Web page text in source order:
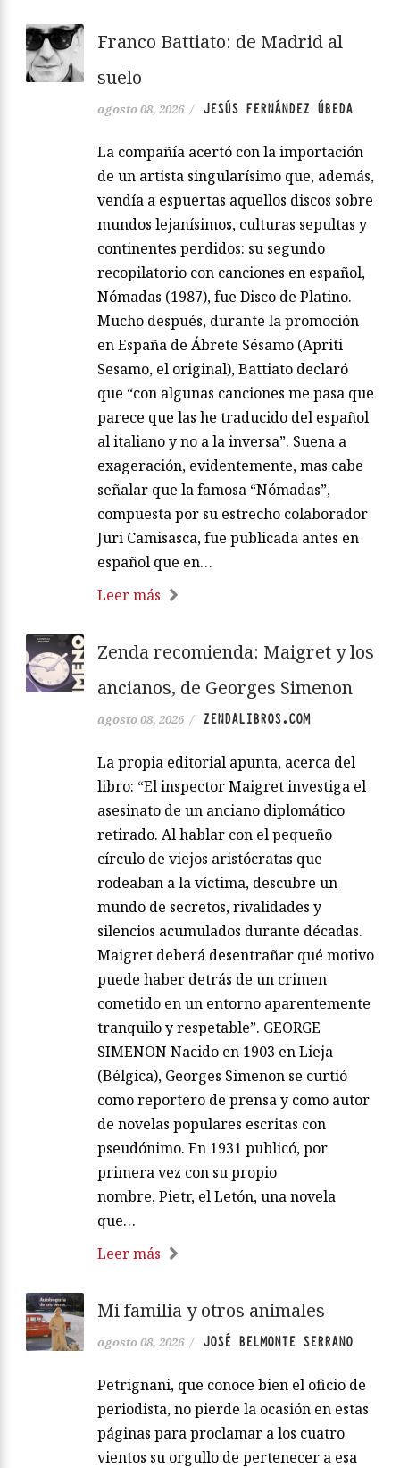
Franco Battiato: de Madrid al
suelo
agosto 08, 2026 / JESÚS FERNÁNDEZ ÚBEDA
La compañía acertó con la importación
de un artista singularísimo que, además,
vendía a espuertas aquellos discos sobre
mundos lejanísimos, culturas sepultas y
continentes perdidos: su segundo
recopilatorio con canciones en español,
Nómadas (1987), fue Disco de Platino.
Mucho después, durante la promoción
en España de Ábrete Sésamo (Apriti
Sesamo, el original), Battiato declaró
que “con algunas canciones me pasa que
parece que las he traducido del español
al italiano y no a la inversa”. Suena a
exageración, evidentemente, mas cabe
señalar que la famosa “Nómadas”,
compuesta por su estrecho colaborador
Juri Camisasca, fue publicada antes en
español que en…
Leer más
Zenda recomienda: Maigret y los
ancianos, de Georges Simenon
agosto 08, 2026 / ZENDALIBROS.COM
La propia editorial apunta, acerca del
libro: “El inspector Maigret investiga el
asesinato de un anciano diplomático
retirado. Al hablar con el pequeño
círculo de viejos aristócratas que
rodeaban a la víctima, descubre un
mundo de secretos, rivalidades y
silencios acumulados durante décadas.
Maigret deberá desentrañar qué motivo
puede haber detrás de un crimen
cometido en un entorno aparentemente
tranquilo y respetable”. GEORGE
SIMENON Nacido en 1903 en Lieja
(Bélgica), Georges Simenon se curtió
como reportero de prensa y como autor
de novelas populares escritas con
pseudónimo. En 1931 publicó, por
primera vez con su propio
nombre, Pietr, el Letón, una novela
que…
Leer más
Mi familia y otros animales
agosto 08, 2026 / JOSÉ BELMONTE SERRANO
Petrignani, que conoce bien el oficio de
periodista, no pierde la ocasión en estas
páginas para proclamar a los cuatro
vientos su orgullo de pertenecer a esa